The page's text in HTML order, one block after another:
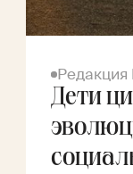
Редакция
Дети